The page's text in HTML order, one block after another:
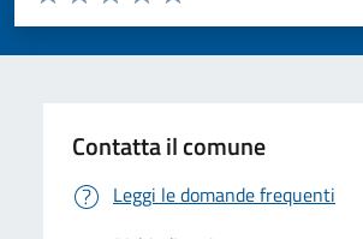
Valuta 5 stelle su 5
Valuta 4 stelle su 5
Valuta 3 stelle su 5
Valuta 2 stelle su 5
Valuta 1 stelle su 5
Contatta il comune
Leggi le domande frequenti